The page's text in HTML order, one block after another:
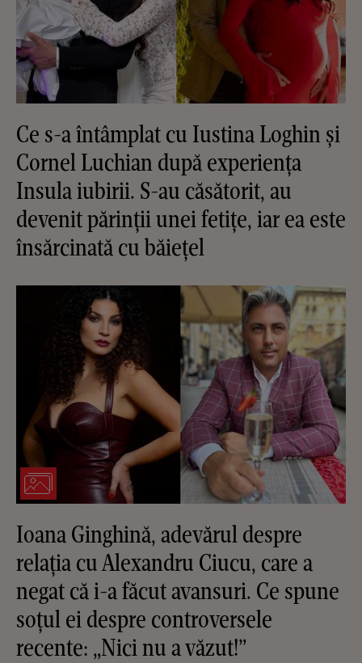
Ce s-a întâmplat cu Iustina Loghin și
Cornel Luchian după experiența
Insula iubirii. S-au căsătorit, au
devenit părinții unei fetițe, iar ea este
însărcinată cu băiețel
Ioana Ginghină, adevărul despre
relația cu Alexandru Ciucu, care a
negat că i-a făcut avansuri. Ce spune
soțul ei despre controversele
recente: „Nici nu a văzut!”